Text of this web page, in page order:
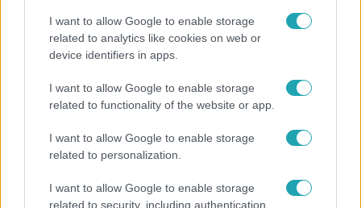
I want to allow Google to enable storage
related to analytics like cookies on web or
device identifiers in apps.
I want to allow Google to enable storage
related to functionality of the website or app.
I want to allow Google to enable storage
related to personalization.
I want to allow Google to enable storage
related to security, including authentication
Hosszú Katinka a dokumentumfilmjében Shane